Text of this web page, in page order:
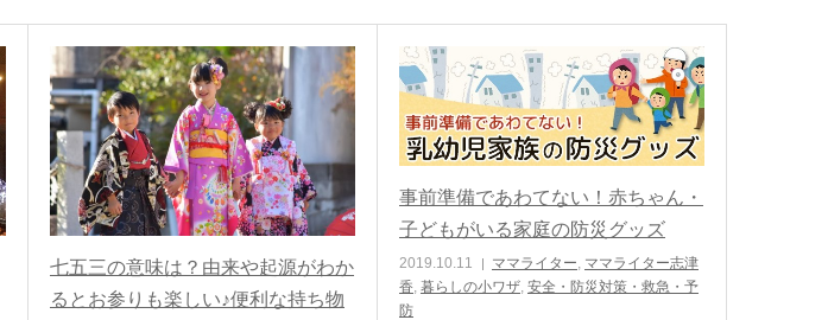
七五三の意味は？由来や起源がわか
るとお参りも楽しい♪便利な持ち物
事前準備であわてない！赤ちゃん・
子どもがいる家庭の防災グッズ
2019.10.11 ママライター ママライター志津
香 暮らしの小ワザ 安全・防災対策・救急・予
防